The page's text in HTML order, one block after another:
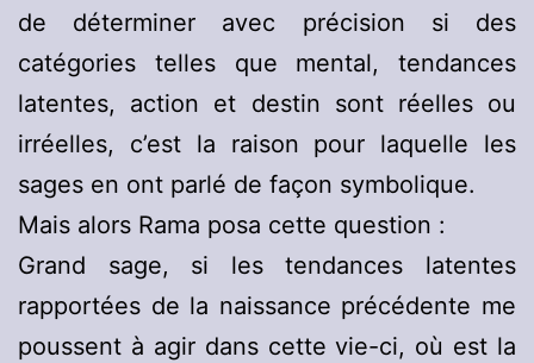
de déterminer avec précision si des
catégories telles que mental, tendances
latentes, action et destin sont réelles ou
irréelles, c’est la raison pour laquelle les
sages en ont parlé de façon symbolique.
Mais alors Rama posa cette question :
Grand sage, si les tendances latentes
rapportées de la naissance précédente me
poussent à agir dans cette vie-ci, où est la